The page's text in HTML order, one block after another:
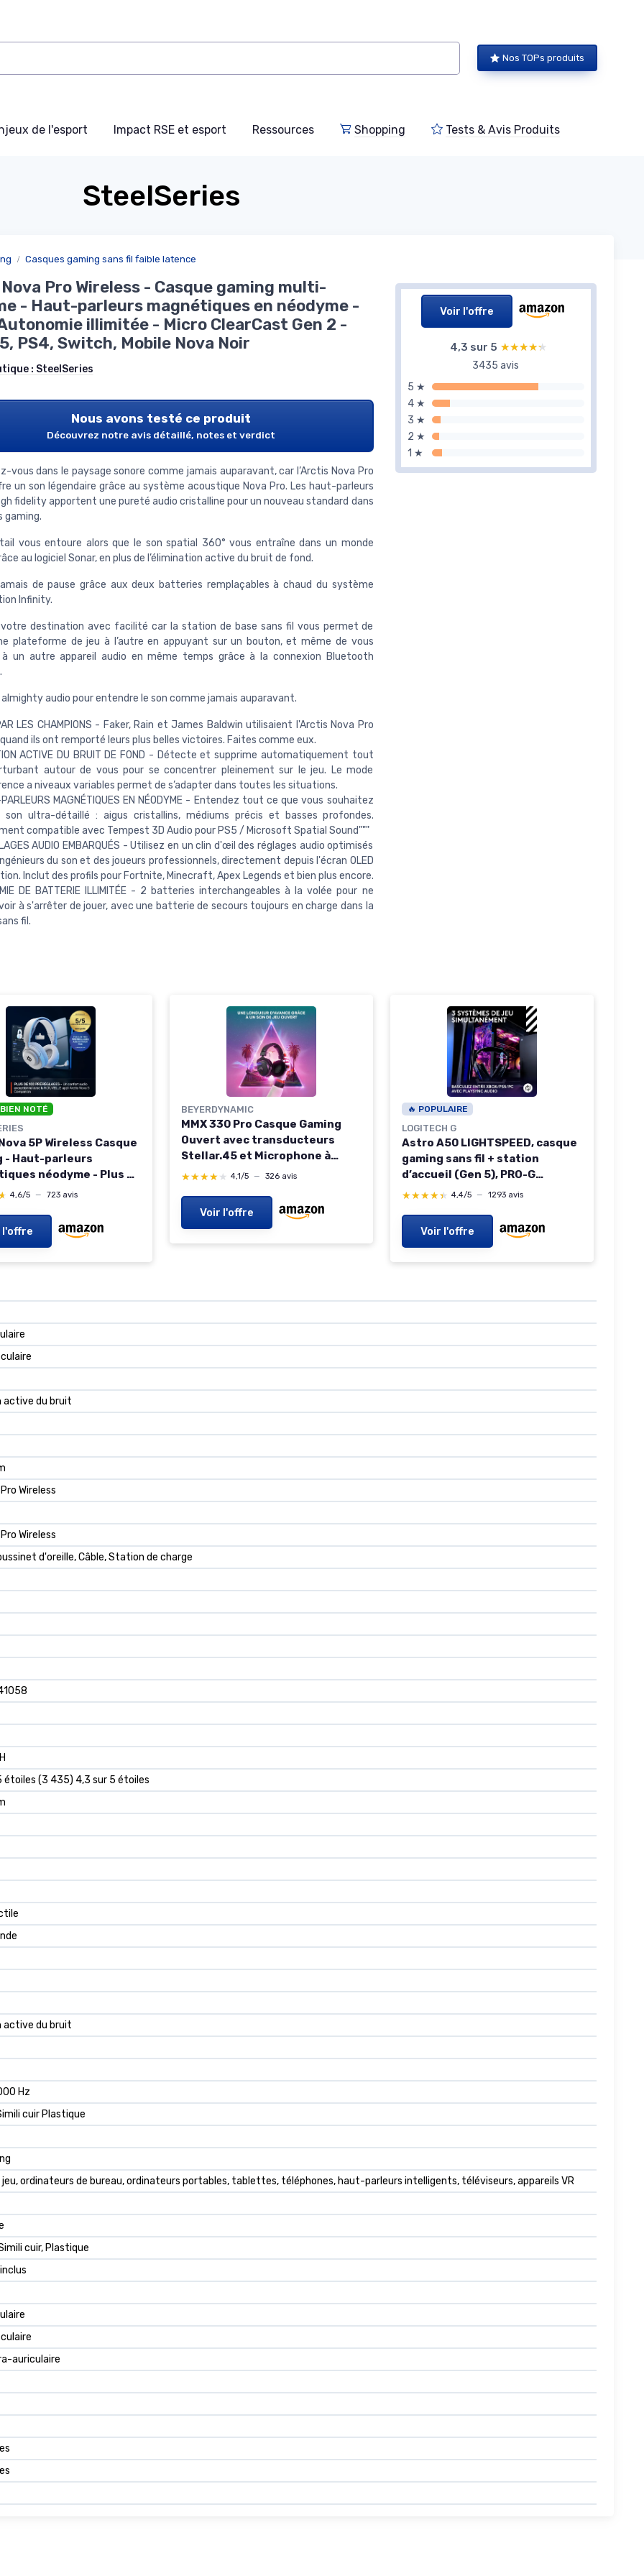
Nos TOPs produits
de l'esport Impact RSE et esport Ressources Shopping Tests & Avis Produits
SteelSeries
Casques gaming sans fil faible latence
Voir l'offre
4,3 sur 5 ★★★★★
★★★★★
3435 avis
5 ★
4 ★
3 ★
2 ★
1 ★
Pro Wireless - Casque gaming multi-
- Haut-parleurs magnétiques en néodyme -
illimitée - Micro ClearCast Gen 2 -
PS4, Switch, Mobile Nova Noir
: SteelSeries
Nous avons testé ce produit
Découvrez notre avis détaillé, notes et verdict
vous dans le paysage sonore comme jamais auparavant, car l’Arctis Nova Pro
un son légendaire grâce au système acoustique Nova Pro. Les haut-parleurs
fidelity apportent une pureté audio cristalline pour un nouveau standard dans
gaming.
vous entoure alors que le son spatial 360° vous entraîne dans un monde
au logiciel Sonar, en plus de l’élimination active du bruit de fond.
de pause grâce aux deux batteries remplaçables à chaud du système
Infinity.
votre destination avec facilité car la station de base sans fil vous permet de
plateforme de jeu à l’autre en appuyant sur un bouton, et même de vous
un autre appareil audio en même temps grâce à la connexion Bluetooth
audio pour entendre le son comme jamais auparavant.
LES CHAMPIONS - Faker, Rain et James Baldwin utilisaient l'Arctis Nova Pro
quand ils ont remporté leurs plus belles victoires. Faites comme eux.
ACTIVE DU BRUIT DE FOND - Détecte et supprime automatiquement tout
autour de vous pour se concentrer pleinement sur le jeu. Le mode
a niveaux variables permet de s’adapter dans toutes les situations.
MAGNÉTIQUES EN NÉODYME - Entendez tout ce que vous souhaitez
son ultra-détaillé : aigus cristallins, médiums précis et basses profondes.
compatible avec Tempest 3D Audio pour PS5 / Microsoft Spatial Sound"""
AUDIO EMBARQUÉS - Utilisez en un clin d'œil des réglages audio optimisés
du son et des joueurs professionnels, directement depuis l'écran OLED
Inclut des profils pour Fortnite, Minecraft, Apex Legends et bien plus encore.
DE BATTERIE ILLIMITÉE - 2 batteries interchangeables à la volée pour ne
à s'arrêter de jouer, avec une batterie de secours toujours en charge dans la
fil.
BIEN NOTÉ
5P Wireless Casque
- Haut-parleurs
néodyme - Plus de
Audio - Batterie 60h
Gen 2.X -PS5,PS4, PC,
2 -Blanc Nova Blanc
4,6/5 — 723 avis
l'offre
BEYERDYNAMIC
MMX 330 Pro Casque Gaming
Ouvert avec transducteurs
Stellar.45 et Microphone à
condensateur - Casque Filaire
★★★★★
★★★★★ 4,1/5 — 326 avis
Voir l'offre
🔥 POPULAIRE
LOGITECH G
Astro A50 LIGHTSPEED, casque
gaming sans fil + station
d’accueil (Gen 5), PRO-G
GRAPHENE, basculement entre
PS5, PC, Nintendo Switch,
Switch 2, Bluetooth - Noir Noir
★★★★★
★★★★★ 4,4/5 — 1293 avis
Voir l'offre
active du bruit
Wireless
Wireless
d'oreille, Câble, Station de charge
étoiles (3 435) 4,3 sur 5 étoiles
active du bruit
Hz
cuir Plastique
jeu, ordinateurs de bureau, ordinateurs portables, tablettes, téléphones, haut-parleurs intelligents, téléviseurs, appareils VR
cuir, Plastique
auriculaire